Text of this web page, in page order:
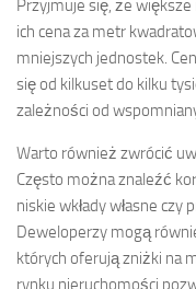
Przyjmuje się, że
ich cena za metr
mniejszych jednostek.
się od kilkuset do kilku
zależności od
Warto również zwrócić
Często można znaleźć
niskie wkłady własne
Deweloperzy mogą
których oferują zniżki na
rynku nieruchomości